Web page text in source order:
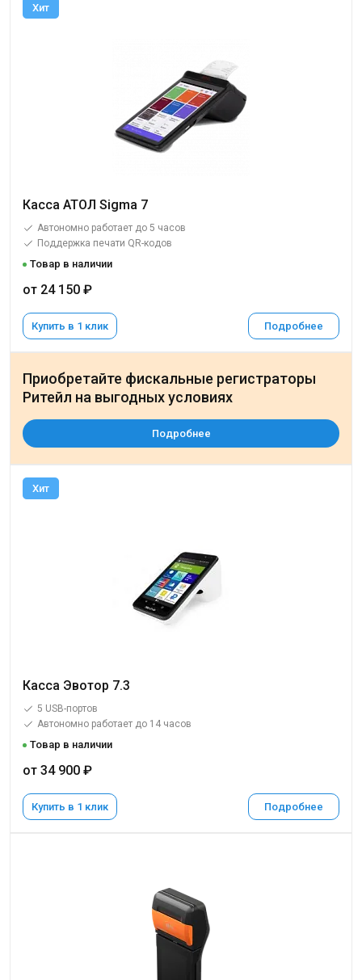
Хит
Касса АТОЛ Sigma 7
Автономно работает до 5 часов
Поддержка печати QR-кодов
Товар в наличии
от 24 150 ₽
Купить в 1 клик Подробнее
Хит
Касса Эвотор 7.3
5 USB-портов
Автономно работает до 14 часов
Товар в наличии
от 34 900 ₽
Купить в 1 клик Подробнее
Приобретайте фискальные регистраторы
Ритейл на выгодных условиях
Подробнее